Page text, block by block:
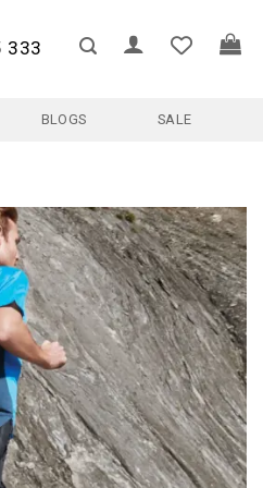
333
BLOGS SALE